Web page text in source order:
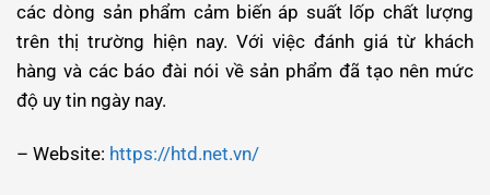
các dòng sản phẩm cảm biến áp suất lốp chất lượng
trên thị trường hiện nay. Với việc đánh giá từ khách
hàng và các báo đài nói về sản phẩm đã tạo nên mức
độ uy tin ngày nay.
– Website: https://htd.net.vn/